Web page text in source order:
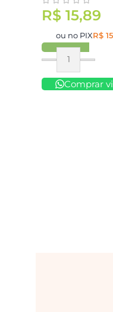
R$ 15,89
ou no PIXR$
Comprar
Comprar